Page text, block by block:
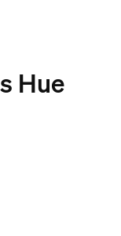
Hue